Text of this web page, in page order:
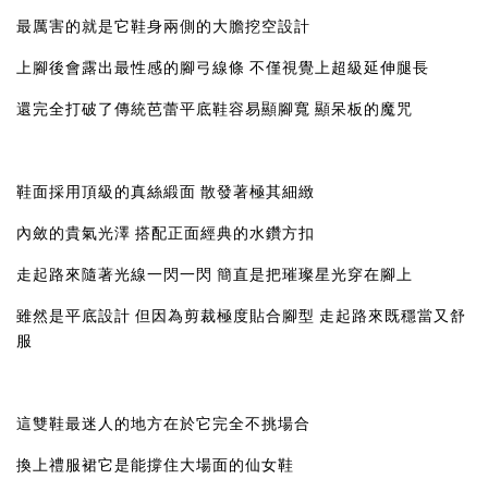
最厲害的就是它鞋身兩側的大膽挖空設計
上腳後會露出最性感的腳弓線條 不僅視覺上超級延伸腿長
還完全打破了傳統芭蕾平底鞋容易顯腳寬 顯呆板的魔咒
鞋面採用頂級的真絲緞面 散發著極其細緻
內斂的貴氣光澤 搭配正面經典的水鑽方扣
走起路來隨著光線一閃一閃 簡直是把璀璨星光穿在腳上
雖然是平底設計 但因為剪裁極度貼合腳型 走起路來既穩當又舒
服
這雙鞋最迷人的地方在於它完全不挑場合
換上禮服裙它是能撐住大場面的仙女鞋